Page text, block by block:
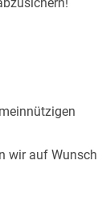
wir auf Wunsch